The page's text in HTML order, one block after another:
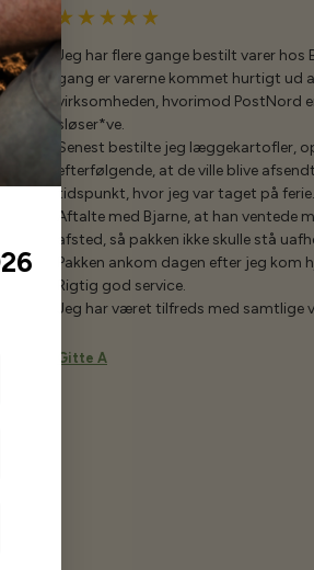
Jeg har flere gange bestilt varer hos
gang er varerne kommet hurtigt ud
virksomheden, hvorimod PostNord
sløser*ve.
Senest bestilte jeg læggekartofler,
efterfølgende, at de ville blive
tidspunkt, hvor jeg var taget på ferie.
Aftalte med Bjarne, at han ventede
afsted, så pakken ikke skulle stå
Pakken ankom dagen efter jeg kom
Rigtig god service.
Jeg har været tilfreds med samtlige
Gitte A